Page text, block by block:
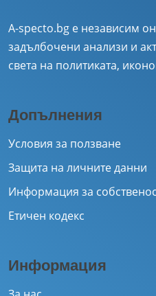
A-specto.bg е независим
задълбочени анализи и
света на политиката,
Допълнения
Условия за ползване
Защита на личните данни
Информация за
Етичен кодекс
Информация